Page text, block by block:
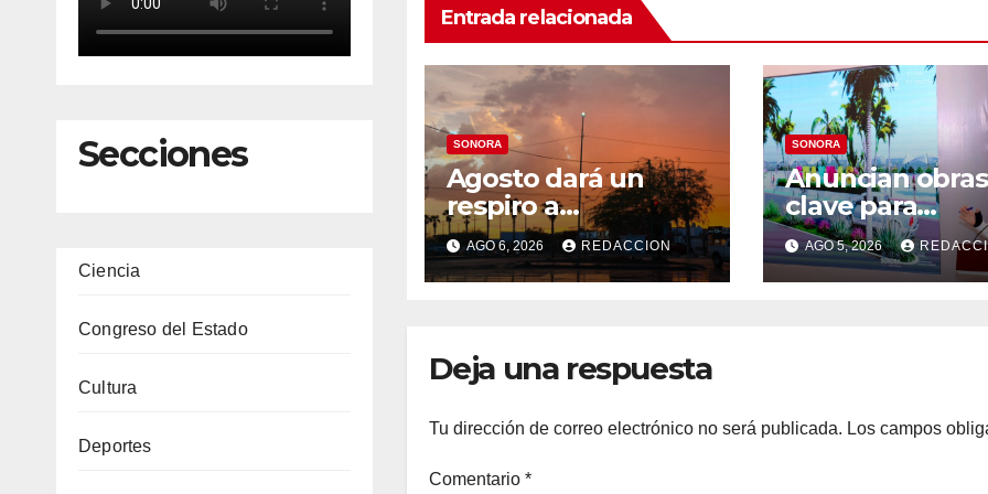
Secciones
Ciencia
Congreso del Estado
Cultura
Deportes
Entrada relacionada
SONORA
Agosto dará un
respiro a
Hermosillo:
Pronostican
semana lluviosa y
AGO 6, 2026 REDACCION
SONORA
Anuncian obras
clave para
Guaymas: Más
1,500 viviendas,
modernización
AGO 5, 2026
Deja una respuesta
Tu dirección de correo electrónico no será publicada. Los campos
Comentario *